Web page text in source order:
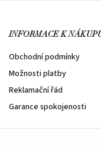
INFORMACE K
Obchodní podmínky
Možnosti platby
Reklamační řád
Garance spokojenosti